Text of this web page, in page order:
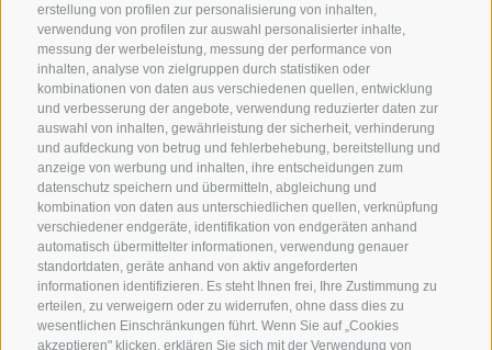
erstellung von profilen zur personalisierung von inhalten,
verwendung von profilen zur auswahl personalisierter inhalte,
messung der werbeleistung, messung der performance von
inhalten, analyse von zielgruppen durch statistiken oder
kombinationen von daten aus verschiedenen quellen, entwicklung
und verbesserung der angebote, verwendung reduzierter daten zur
auswahl von inhalten, gewährleistung der sicherheit, verhinderung
und aufdeckung von betrug und fehlerbehebung, bereitstellung und
anzeige von werbung und inhalten, ihre entscheidungen zum
datenschutz speichern und übermitteln, abgleichung und
kombination von daten aus unterschiedlichen quellen, verknüpfung
verschiedener endgeräte, identifikation von endgeräten anhand
automatisch übermittelter informationen, verwendung genauer
standortdaten, geräte anhand von aktiv angeforderten
informationen identifizieren. Es steht Ihnen frei, Ihre Zustimmung zu
erteilen, zu verweigern oder zu widerrufen, ohne dass dies zu
wesentlichen Einschränkungen führt. Wenn Sie auf „Cookies
akzeptieren" klicken, erklären Sie sich mit der Verwendung von
KONTAKT
Superbrown
Via delle Bettine, 40 - 38121 Trento
Tel.:+39 0461 432111
info@superbrown.it